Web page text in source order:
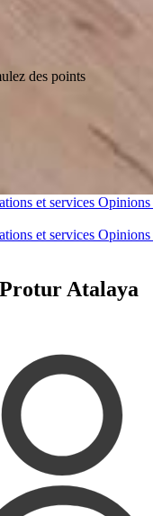
des points
et services Opinions
et services Opinions
Atalaya